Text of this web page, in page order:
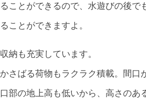
ることができるので、水遊びの後で
ることができますよ。
収納も充実しています。
かさばる荷物もラクラク積載。間口
口部の地上高も低いから、高さのあ